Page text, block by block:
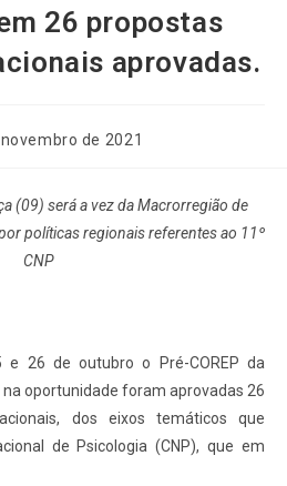
26 propostas
aprovadas.
de 2021
(09) será a vez da Macrorregião de
políticas regionais referentes ao 11º
CNP
e 26 de outubro o Pré-COREP da
oportunidade foram aprovadas 26
dos eixos temáticos que
de Psicologia (CNP), que em